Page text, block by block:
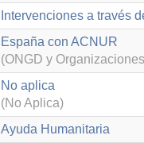
Intervenciones a través
España con ACNUR
(ONGD y
No aplica
(No Aplica)
Ayuda Humanitaria